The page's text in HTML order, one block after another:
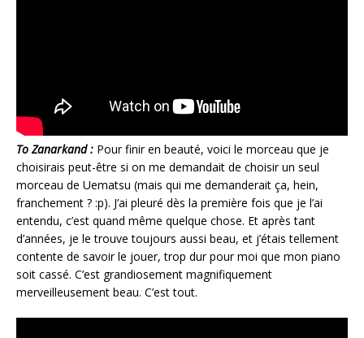
To Zanarkand : Pour finir en beauté, voici le morceau que je
choisirais peut-être si on me demandait de choisir un seul
morceau de Uematsu (mais qui me demanderait ça, hein,
franchement ? :p). J’ai pleuré dès la première fois que je l’ai
entendu, c’est quand même quelque chose. Et après tant
d’années, je le trouve toujours aussi beau, et j’étais tellement
contente de savoir le jouer, trop dur pour moi que mon piano
soit cassé. C’est grandiosement magnifiquement
merveilleusement beau. C’est tout.